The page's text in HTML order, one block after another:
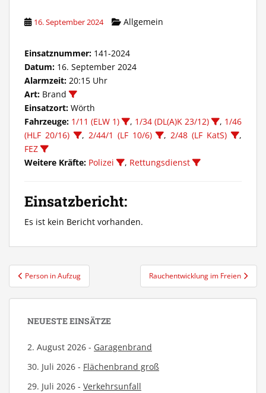
16. September 2024 Allgemein
Einsatznummer: 141-2024
Datum: 16. September 2024
Alarmzeit: 20:15 Uhr
Art: Brand
Einsatzort: Wörth
Fahrzeuge: 1/11 (ELW 1) , 1/34 (DL(A)K 23/12) , 1/46
(HLF 20/16)
, 2/44/1 (LF 10/6) ,2/48 (LF KatS)
,
FEZ
Weitere Kräfte: Polizei , Rettungsdienst
Einsatzbericht:
Es ist kein Bericht vorhanden.
Beitragsnavigation
Person in Aufzug Rauchentwicklung im Freien
NEUESTE EINSÄTZE
2. August 2026 - Garagenbrand
30. Juli 2026 - Flächenbrand groß
29. Juli 2026 - Verkehrsunfall